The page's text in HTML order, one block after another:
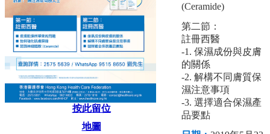
按此留位
地圖
(Ceramide)
第二節：
註冊西醫
-1. 保濕成份與皮膚
的關係
-2. 解構不同膚質保
濕注意事項
-3. 選擇適合保濕產
品要點